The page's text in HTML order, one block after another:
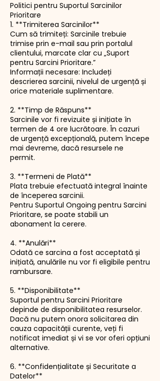
Politici pentru Suportul Sarcinilor
Prioritare
1. **Trimiterea Sarcinilor**
Cum să trimiteți: Sarcinile trebuie
trimise prin e-mail sau prin portalul
clientului, marcate clar cu „Suport
pentru Sarcini Prioritare.”
Informații necesare: Includeți
descrierea sarcinii, nivelul de urgență și
orice materiale suplimentare.
2. **Timp de Răspuns**
Sarcinile vor fi revizuite și inițiate în
termen de 4 ore lucrătoare. În cazuri
de urgență excepțională, putem începe
mai devreme, dacă resursele ne
permit.
3. **Termeni de Plată**
Plata trebuie efectuată integral înainte
de începerea sarcinii.
Pentru Suportul Ongoing pentru Sarcini
Prioritare, se poate stabili un
abonament la cerere.
4. **Anulări**
Odată ce sarcina a fost acceptată și
inițiată, anulările nu vor fi eligibile pentru
rambursare.
5. **Disponibilitate**
Suportul pentru Sarcini Prioritare
depinde de disponibilitatea resurselor.
Dacă nu putem onora solicitarea din
cauza capacității curente, veți fi
notificat imediat și vi se vor oferi opțiuni
alternative.
6. **Confidențialitate și Securitate a
Datelor**